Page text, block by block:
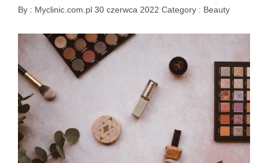
By : Myclinic.com.pl 30 czerwca 2022 Category : Beauty